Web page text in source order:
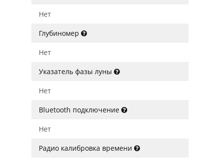
Нет
Глубиномер
Нет
Указатель фазы луны
Нет
Bluetooth подключение
Нет
Радио калибровка времени